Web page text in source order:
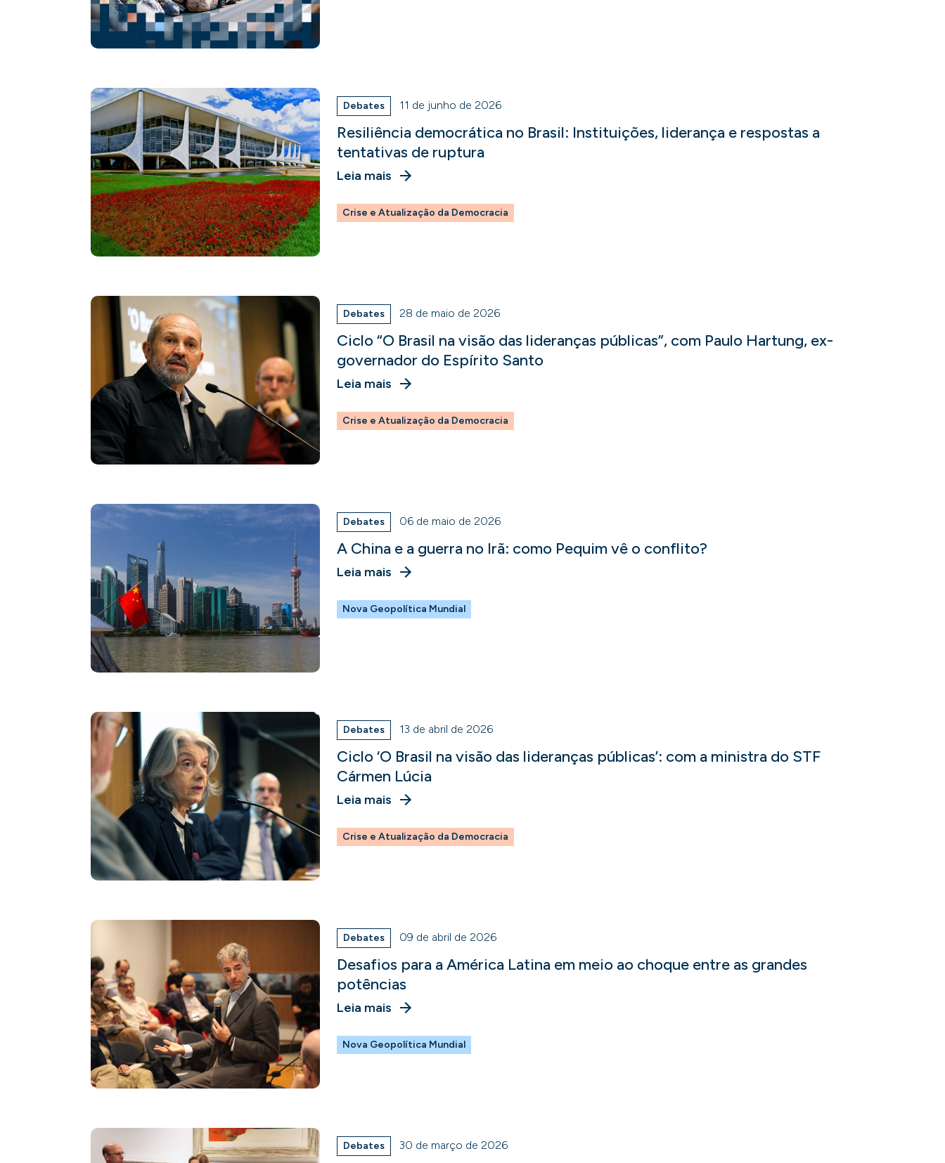
Debates 11 de junho de 2026
Resiliência democrática no Brasil: Instituições, liderança e respostas a
tentativas de ruptura
Leia mais
Crise e Atualização da Democracia
Debates 28 de maio de 2026
Ciclo “O Brasil na visão das lideranças públicas”, com Paulo Hartung, ex-
governador do Espírito Santo
Leia mais
Crise e Atualização da Democracia
Debates 06 de maio de 2026
A China e a guerra no Irã: como Pequim vê o conflito?
Leia mais
Nova Geopolítica Mundial
Debates 13 de abril de 2026
Ciclo ‘O Brasil na visão das lideranças públicas’: com a ministra do STF
Cármen Lúcia
Leia mais
Crise e Atualização da Democracia
Debates 09 de abril de 2026
Desafios para a América Latina em meio ao choque entre as grandes
potências
Leia mais
Nova Geopolítica Mundial
Debates 30 de março de 2026